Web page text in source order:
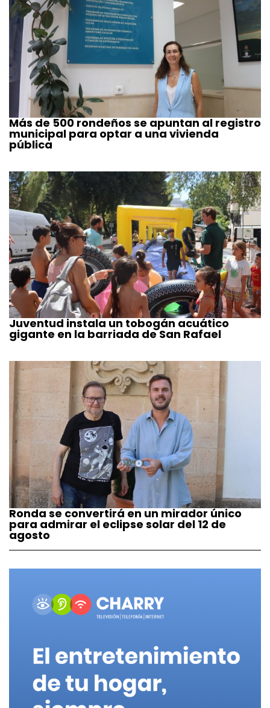
Más de 500 rondeños se apuntan al registro
municipal para optar a una vivienda
pública
Juventud instala un tobogán acuático
gigante en la barriada de San Rafael
Ronda se convertirá en un mirador único
para admirar el eclipse solar del 12 de
agosto